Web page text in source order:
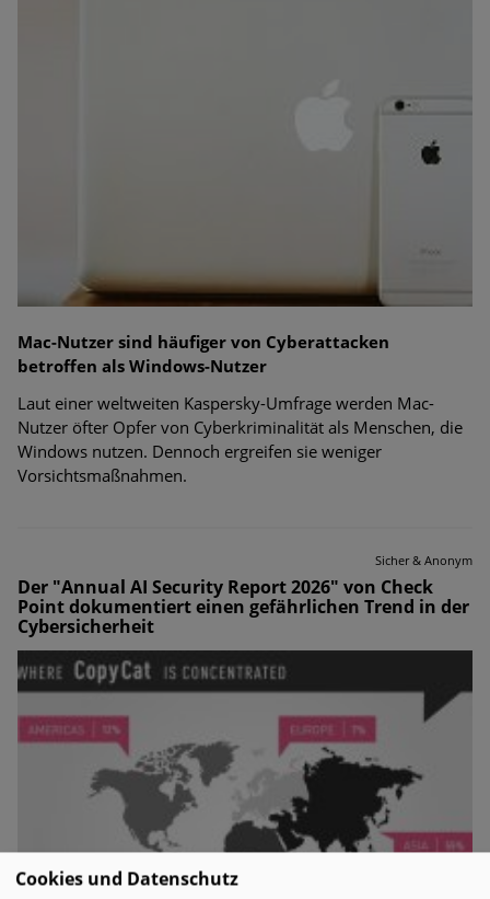
Mac-Nutzer sind häufiger von Cyberattacken
betroffen als Windows-Nutzer
Laut einer weltweiten Kaspersky-Umfrage werden Mac-
Nutzer öfter Opfer von Cyberkriminalität als Menschen, die
Windows nutzen. Dennoch ergreifen sie weniger
Vorsichtsmaßnahmen.
Sicher & Anonym
Der "Annual AI Security Report 2026" von Check
Point dokumentiert einen gefährlichen Trend in der
Cybersicherheit
Cookies und Datenschutz